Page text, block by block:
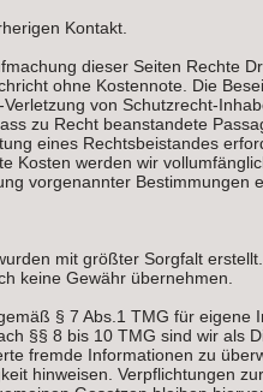
Kontakt.
dieser Seiten Rechte
ohne Kostennote. Die
von Schutzrecht-
zu Recht beanstandete
eines Rechtsbeistandes
Kosten werden wir
vorgenannter Bestimmungen
mit größter Sorgfalt
keine Gewähr übernehmen.
§ 7 Abs.1 TMG für eigene
§§ 8 bis 10 TMG sind wir als
fremde Informationen zu
hinweisen. Verpflichtungen